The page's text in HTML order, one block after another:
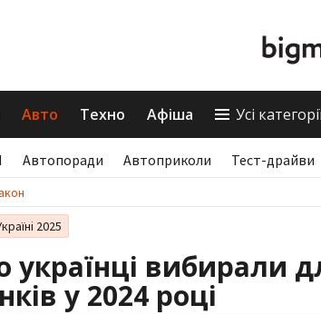
Авто Техно Афіша Усі
Автопоради Автоприколи Тест-драйви
2025
українці вибирали
у 2024 році